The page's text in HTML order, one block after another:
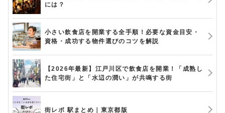
には？
小さい飲食店を開業する全手順！必要な資金目安・
資格・成功する物件選びのコツを解説
【2026年最新】江戸川区で飲食店を開業！「成熟し
た住宅街」と「水辺の潤い」が共鳴する街
街レポ 駅まとめ｜東京都版